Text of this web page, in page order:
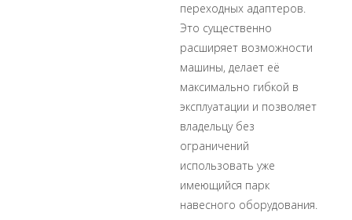
переходных адаптеров.
Это существенно
расширяет возможности
машины, делает её
максимально гибкой в
эксплуатации и позволяет
владельцу без
ограничений
использовать уже
имеющийся парк
навесного оборудования.